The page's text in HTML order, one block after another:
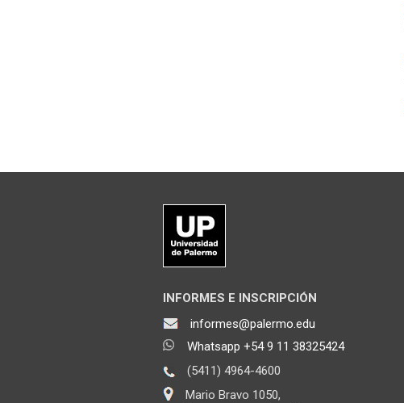
INFORMES E INSCRIPCIÓN
informes@palermo.edu
Whatsapp +54 9 11 38325424
(5411) 4964-4600
Mario Bravo 1050,